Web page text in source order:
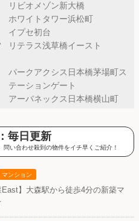
リビオメゾン新大橋
ホワイトタワー浜松町
イプセ初台
リテラス浅草橋イースト
パークアクシス日本橋茅場町ス
テーションゲート
アーバネックス日本橋横山町
毎日更新
い合わせ殺到の物件をイチ早くご紹介！
マンション
East】大森駅から徒歩4分の新築マ